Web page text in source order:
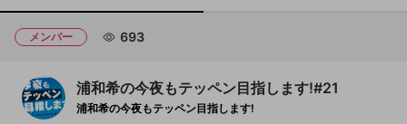
メンバー 693
浦和希の今夜もテッペン目指します!#21
浦和希の今夜もテッペン目指します!